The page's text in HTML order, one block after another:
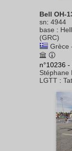
Bell OH-
sn: 4944
base :
(GRC)
Grèce
n°10236
Stéphane
LGTT :